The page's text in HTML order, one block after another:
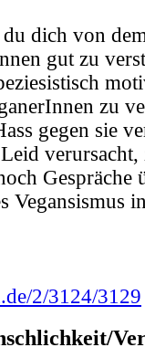
dich von
gut zu
zu
gegen sie
Vegansismus
2/3124/3129